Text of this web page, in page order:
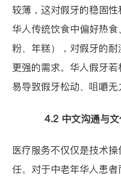
较薄，这对假牙的稳固
华人传统饮食中偏好热
粉、年糕），对假牙的
更强的需求。华人假牙
易导致假牙松动、咀嚼无
4.2 中文沟通与
医疗服务不仅仅是技术
任。对于中老年华人患